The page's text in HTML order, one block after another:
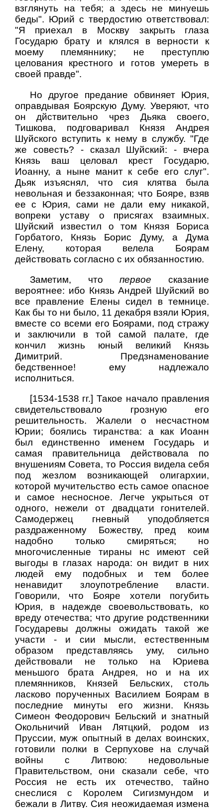
взглянуть на тебя; а здесь не минуешь
беды". Юрий с твердостию ответствовал:
"Я приехал в Москву закрыть глаза
Государю брату и клялся в верности к
моему племяннику; не преступлю
целования крестного и готов умереть в
своей правде".
Но другое предание обвиняет Юрия,
оправдывая Боярскую Думу. Уверяют, что
он дйствительно чрез Дьяка своего,
Тишкова, подговаривал Князя Андрея
Шуйского вступить к нему в службу. "Где
же совесть? - сказал Шуйский: - вчера
Князь ваш целовал крест Государю,
Иоанну, а ныне манит к себе его слуг".
Дьяк изъяснял, что сия клятва была
невольная и беззаконная; что Бояре, взяв
ее с Юрия, сами не дали ему никакой,
вопреки уставу о присягах взаимных.
Шуйский известил о том Князя Бориса
Горбатого, Князь Борис Думу, а Дума
Елену, которая велела Боярам
действовать согласно с их обязанностию.
Заметим, чтопервое сказание
вероятнее: ибо Князь Андрей Шуйский во
все правление Елены сидел в темнице.
Как бы то ни было, 11 декабря взяли Юрия,
вместе со всеми его Боярами, под стражу
и заключили в той самой палате, где
кончил жизнь юный великий Князь
Димитрий. Предзнаменование
бедственное! ему надлежало
исполниться.
[1534-1538 гг.] Такое начало правления
свидетельствовало грозную его
решительность. Жалели о несчастном
Юрии; боялись тиранства: а как Иоанн
был единственно именем Государь и
самая правительница действовала по
внушениям Совета, то Россия видела себя
под жезлом возникающей олигархии,
которой мучительство есть самое опасное
и самое несносное. Легче укрыться от
одного, нежели от двадцати гонителей.
Самодержец гневный уподобляется
раздраженному Божеству, пред коим
надобно только смиряться; но
многочисленные тираны нс имеют сей
выгоды в глазах народа: он видит в них
людей ему подобных и тем более
ненавидит злоупотребление власти.
Говорили, что Бояре хотели погубить
Юрия, в надежде своевольствовать, ко
вреду отечества; что другие родственники
Государевы должны ожидать такой же
участи - и сии мысли, естественным
образом представляясь уму, сильно
действовали не только на Юриева
меньшого брата Андрея, но и на их
племянников, Князей Бельских, столь
ласково порученных Василием Боярам в
последние минуты его жизни. Князь
Симеон Феодорович Бельский и знатный
Окольничий Иван Лятцкий, родом из
Пруссии, муж опытный в делах воинских,
готовили полки в Серпухове на случай
войны с Литвою: недовольные
Правительством, они сказали себе, что
Россия не есть их отечество, тайно
снеслися с Королем Сигизмундом и
бежали в Литву. Сия неожидаемая измена